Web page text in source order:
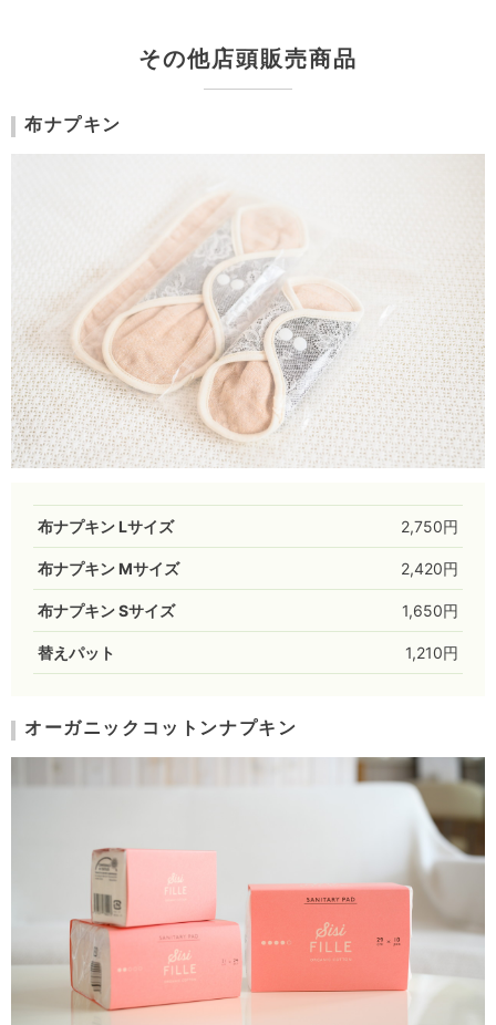
その他店頭販売商品
布ナプキン
布ナプキン Lサイズ 2,750円
布ナプキン Mサイズ 2,420円
布ナプキン Sサイズ 1,650円
替えパット 1,210円
オーガニックコットンナプキン